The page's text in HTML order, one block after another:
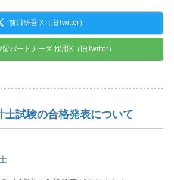
前川研吾 X（旧Twitter）
留パートナーズ 採用X（旧Twitter）
士試験の合格発表について